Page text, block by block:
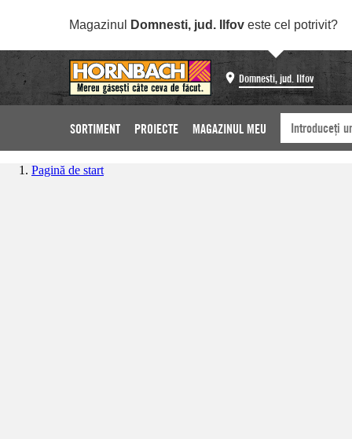
Magazinul Domnesti, jud. Ilfov este cel potrivit?
Domnesti, jud. Ilfov
SORTIMENT PROIECTE MAGAZINUL MEU
Pagină de start